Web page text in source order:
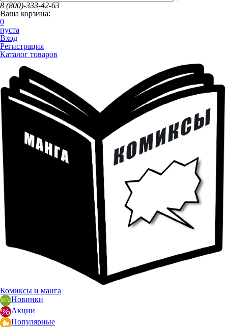
8 (800)-333-42-63
Ваша корзина:
0
пуста
Вход
Регистрация
Каталог товаров
Комиксы и манга
Новинки
Акции
Популярные